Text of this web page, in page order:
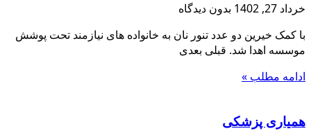
خرداد 27, 1402
بدون دیدگاه
با کمک خیرین دو عدد تنور نان به خانواده های نیازمند تحت پوشش
موسسه اهدا شد. قبلی بعدی
ادامه مطلب »
همیاری پزشکی